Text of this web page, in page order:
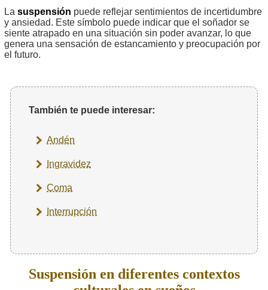
La suspensión puede reflejar sentimientos de incertidumbre
y ansiedad. Este símbolo puede indicar que el soñador se
siente atrapado en una situación sin poder avanzar, lo que
genera una sensación de estancamiento y preocupación por
el futuro.
También te puede interesar:
Andén
Ingravidez
Coma
Interrupción
Suspensión en diferentes contextos